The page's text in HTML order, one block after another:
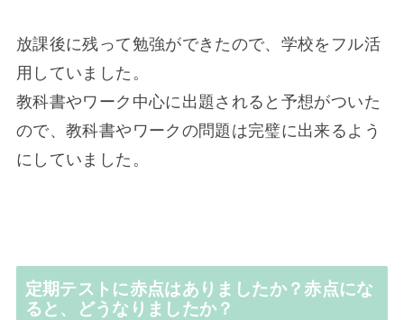
放課後に残って勉強ができたので、学校をフル活
用していました。
教科書やワーク中心に出題されると予想がついた
ので、教科書やワークの問題は完璧に出来るよう
にしていました。
定期テストに赤点はありましたか？赤点にな
ると、どうなりましたか？